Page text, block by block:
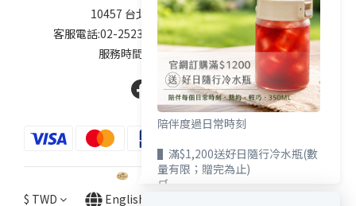
10457 台北市南京東路二段76號9樓
客服電話:02-25238800 service@magnet.com.tw
服務時間: 周一到周五9:00-17:00
$ TWD English
陪伴度過日常時刻
▌滿$1,200送好日隨行冷水瓶(數
量有限；贈完為止)
🛒